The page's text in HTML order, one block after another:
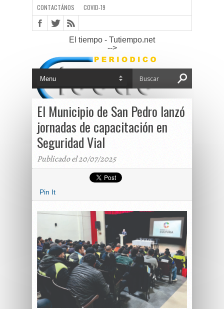
CONTACTÁNOS COVID-19
El tiempo - Tutiempo.net
-->
El Municipio de San Pedro lanzó
jornadas de capacitación en
Seguridad Vial
Publicado el 20/07/2025
Pin It